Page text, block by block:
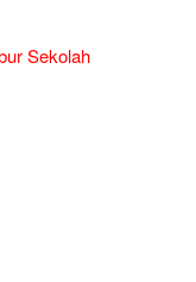
Sekolah